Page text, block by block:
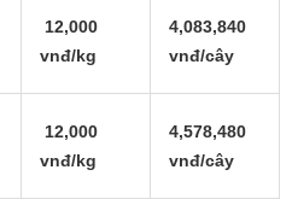
12,000
vnđ/kg
4,083,840
vnđ/cây
12,000
vnđ/kg
4,578,480
vnđ/cây